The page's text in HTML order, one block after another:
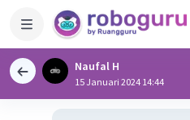
Naufal H
15 Januari 2024 14:44